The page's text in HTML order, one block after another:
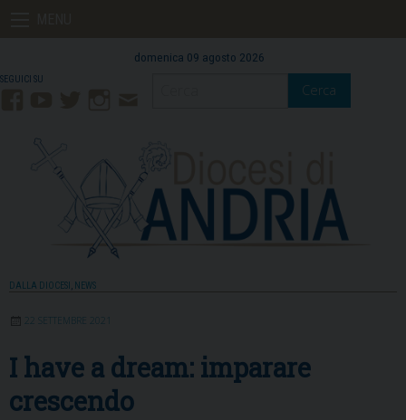
domenica 09 agosto 2026
Mail
Cerca
DALLA DIOCESI , NEWS
22 SETTEMBRE 2021
I have a dream: imparare
crescendo